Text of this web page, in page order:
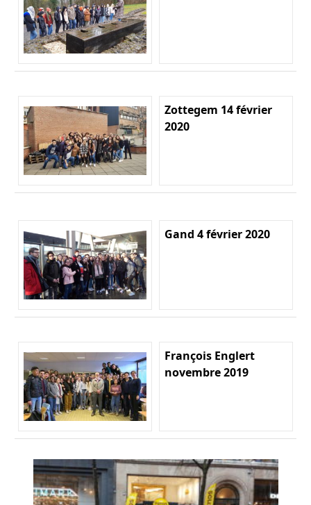
Zottegem 14 février
2020
Gand 4 février 2020
François Englert
novembre 2019